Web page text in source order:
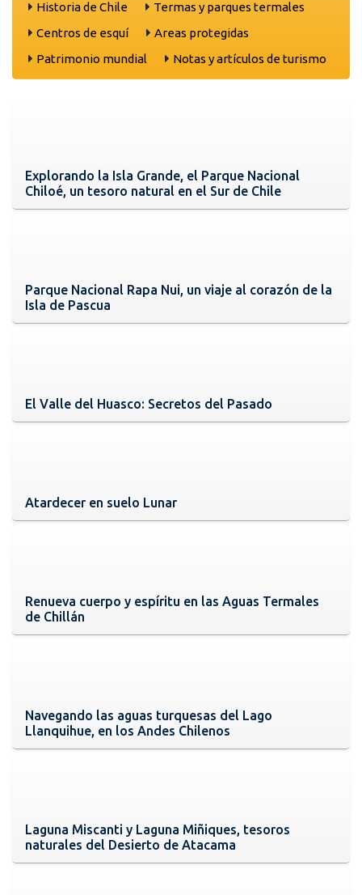
Historia de Chile
Termas y parques termales
Centros de esquí
Areas protegidas
Patrimonio mundial
Notas y artículos de turismo
Explorando la Isla Grande, el Parque Nacional
Chiloé, un tesoro natural en el Sur de Chile
Parque Nacional Rapa Nui, un viaje al corazón de la
Isla de Pascua
El Valle del Huasco: Secretos del Pasado
Atardecer en suelo Lunar
Renueva cuerpo y espíritu en las Aguas Termales
de Chillán
Navegando las aguas turquesas del Lago
Llanquihue, en los Andes Chilenos
Laguna Miscanti y Laguna Miñiques, tesoros
naturales del Desierto de Atacama